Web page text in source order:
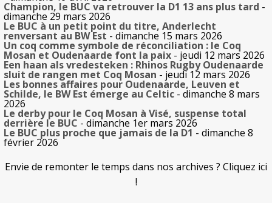
Champion, le BUC va retrouver la D1 13 ans plus tard -
dimanche 29 mars 2026
Le BUC à un petit point du titre, Anderlecht
renversant au BW Est - dimanche 15 mars 2026
Un coq comme symbole de réconciliation : le Coq
Mosan et Oudenaarde font la paix - jeudi 12 mars 2026
Een haan als vredesteken : Rhinos Rugby Oudenaarde
sluit de rangen met Coq Mosan - jeudi 12 mars 2026
Les bonnes affaires pour Oudenaarde, Leuven et
Schilde, le BW Est émerge au Celtic - dimanche 8 mars
2026
Le derby pour le Coq Mosan à Visé, suspense total
derrière le BUC - dimanche 1er mars 2026
Le BUC plus proche que jamais de la D1 - dimanche 8
février 2026
Envie de remonter le temps dans nos archives ? Cliquez ici
!